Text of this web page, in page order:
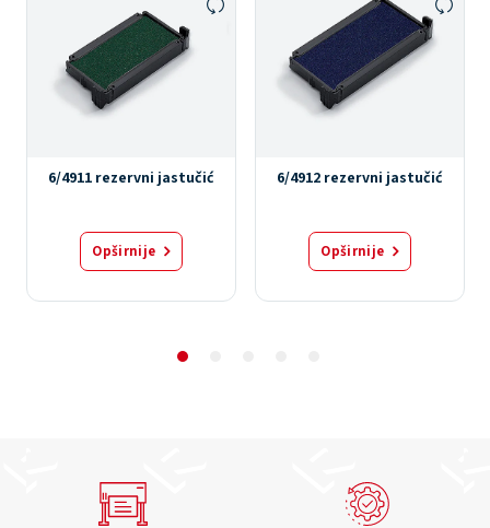
6/4911 rezervni jastučić
Opširnije
6/4912 rezervni jastučić
Opširnije